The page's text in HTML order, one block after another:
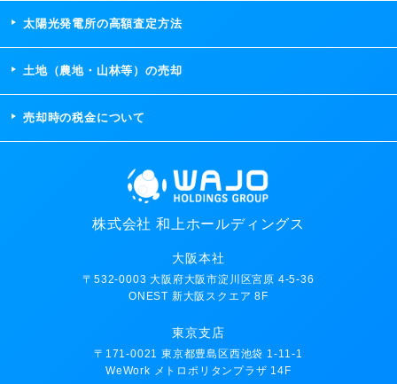
太陽光発電所の高額査定方法
土地（農地・山林等）の売却
売却時の税金について
株式会社 和上ホールディングス
大阪本社
〒532-0003 大阪府大阪市淀川区宮原 4-5-36
ONEST 新大阪スクエア 8F
東京支店
〒171-0021 東京都豊島区西池袋 1-11-1
WeWork メトロポリタンプラザ 14F